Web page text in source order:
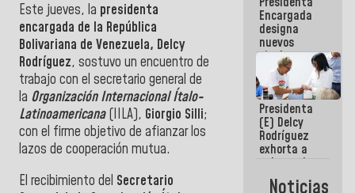
Este jueves, la presidenta
encargada de la República
Bolivariana de Venezuela, Delcy
Rodríguez, sostuvo un encuentro de
trabajo con el secretario general de
la Organización Internacional Ítalo-
Latinoamericana(IILA), Giorgio Silli;
con el firme objetivo de afianzar los
lazos de cooperación mutua.
El recibimiento del Secretario
Centroamericanos
Encargada
designa
nuevos
titulares en
Viceministerio
de Energía
Eléctrica y
CORPOELEC
Presidenta
(E) Delcy
Rodríguez
exhorta a
gobernadores
y alcaldes a